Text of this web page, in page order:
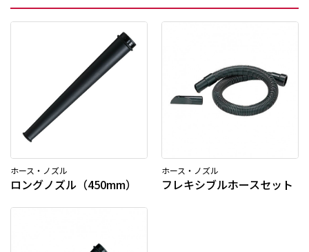
ホース・ノズル
ロングノズル（450mm）
ホース・ノズル
フレキシブルホースセット